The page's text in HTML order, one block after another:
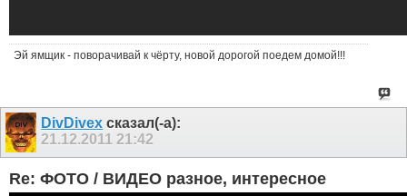
Эй ямщик - поворачивай к чёрту, новой дорогой поедем домой!!!
DivDivex сказал(-а):
21.12.201121:42
Re: ФОТО / ВИДЕО разное, интересное